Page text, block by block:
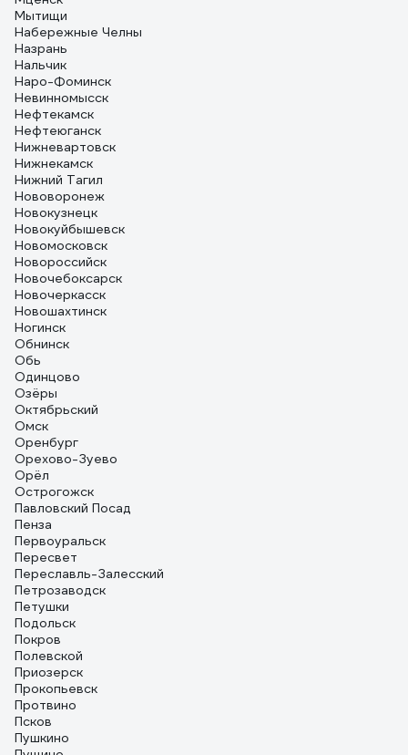
Мытищи
Набережные Челны
Назрань
Нальчик
Наро-Фоминск
Невинномысск
Нефтекамск
Нефтеюганск
Нижневартовск
Нижнекамск
Нижний Тагил
Нововоронеж
Новокузнецк
Новокуйбышевск
Новомосковск
Новороссийск
Новочебоксарск
Новочеркасск
Новошахтинск
Ногинск
Обнинск
Обь
Одинцово
Озёры
Октябрьский
Омск
Оренбург
Орехово-Зуево
Орёл
Острогожск
Павловский Посад
Пенза
Первоуральск
Пересвет
Переславль-Залесский
Петрозаводск
Петушки
Подольск
Покров
Полевской
Приозерск
Прокопьевск
Протвино
Псков
Пушкино